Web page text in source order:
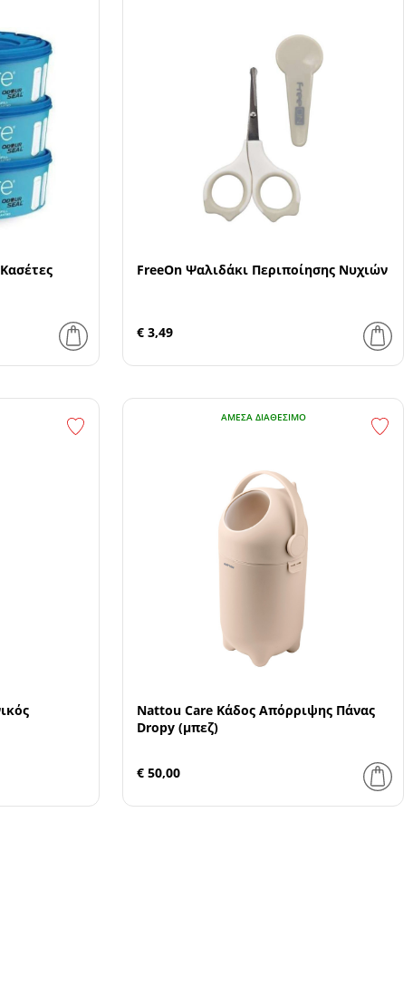
FreeOn Ψαλιδάκι Περιποίησης Νυχιών
€ 3,49
ΆΜΕΣΑ ΔΙΑΘΈΣΙΜΟ
Nattou Care Κάδος Απόρριψης Πάνας
Dropy (μπεζ)
€ 50,00